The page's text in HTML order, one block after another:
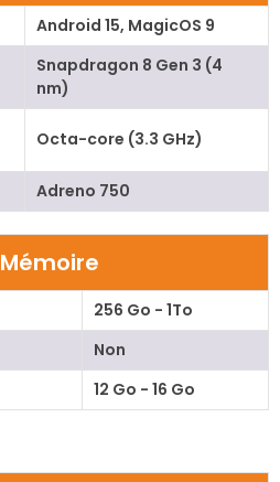
Android 15, MagicOS 9
Snapdragon 8 Gen 3 (4
nm)
Octa-core (3.3 GHz)
Adreno 750
Mémoire
256 Go - 1To
Non
12 Go - 16 Go